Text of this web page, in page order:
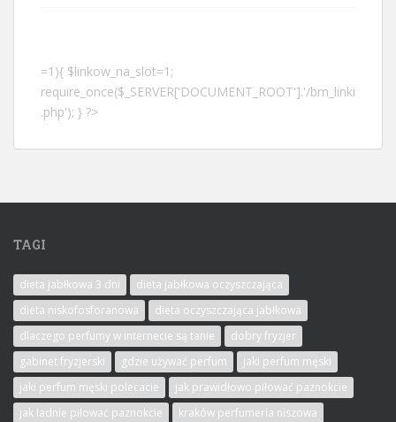
=1){ $linkow_na_slot=1;
require_once($_SERVER['DOCUMENT_ROOT'].'/bm_linki
.php'); } ?>
TAGI
dieta jabłkowa 3 dni
dieta jabłkowa oczyszczająca
dieta niskofosforanowa
dieta oczyszczająca jabłkowa
dlaczego perfumy w internecie są tanie
dobry fryzjer
gabinet fryzjerski
gdzie używać perfum
jaki perfum męski
jaki perfum męski polecacie
jak prawidłowo piłować paznokcie
jak ładnie piłować paznokcie
kraków perfumeria niszowa